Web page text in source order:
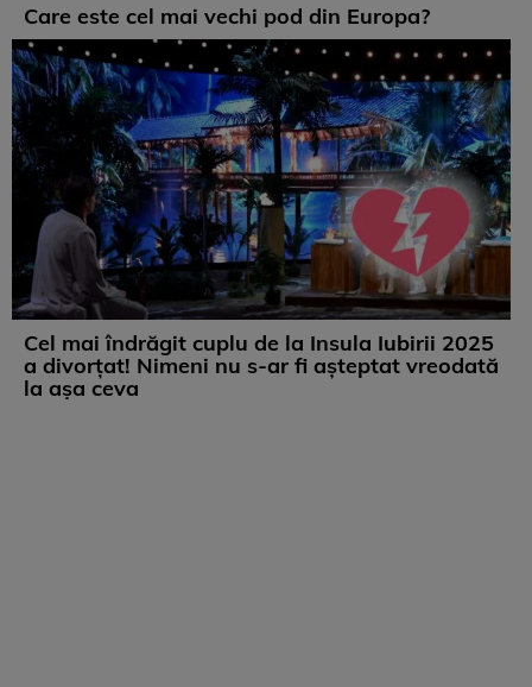
Care este cel mai vechi pod din Europa?
Cel mai îndrăgit cuplu de la Insula Iubirii 2025
a divorțat! Nimeni nu s-ar fi așteptat vreodată
la așa ceva